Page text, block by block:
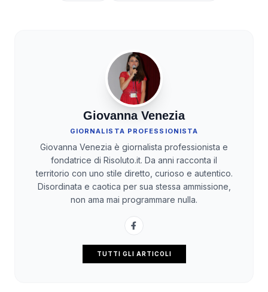
Giovanna Venezia
GIORNALISTA PROFESSIONISTA
Giovanna Venezia è giornalista professionista e
fondatrice di Risoluto.it. Da anni racconta il
territorio con uno stile diretto, curioso e autentico.
Disordinata e caotica per sua stessa ammissione,
non ama mai programmare nulla.
TUTTI GLI ARTICOLI